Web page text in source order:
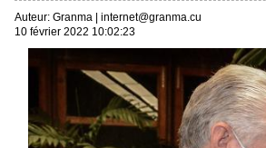
Auteur: Granma
internet@granma.cu
10 février 2022 10:02:23